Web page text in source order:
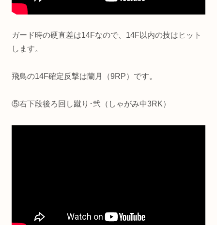
ガード時の硬直差は14Fなので、14F以内の技はヒット
します。
飛鳥の14F確定反撃は蘭月（9RP）です。
⑤右下段後ろ回し蹴り･弐（しゃがみ中3RK）